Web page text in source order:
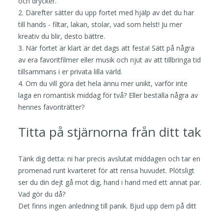
2. Därefter sätter du upp fortet med hjälp av det du har
till hands - filtar, lakan, stolar, vad som helst! Ju mer
kreativ du blir, desto bättre.
3. När fortet är klart är det dags att festa! Sätt på några
av era favoritfilmer eller musik och njut av att tillbringa tid
tillsammans i er privata lilla värld.
4. Om du vill göra det hela ännu mer unikt, varför inte
laga en romantisk middag för två? Eller beställa några av
hennes favoriträtter?
Titta på stjärnorna från ditt tak
Tänk dig detta: ni har precis avslutat middagen och tar en
promenad runt kvarteret för att rensa huvudet. Plötsligt
ser du din dejt gå mot dig, hand i hand med ett annat par.
Vad gör du då?
Det finns ingen anledning till panik. Bjud upp dem på ditt